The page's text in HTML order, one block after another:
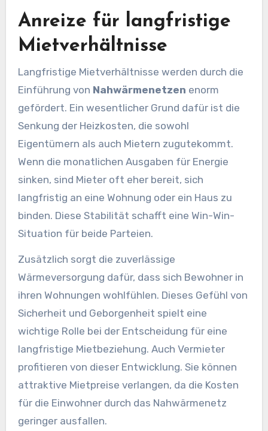
Anreize für langfristige
Mietverhältnisse
Langfristige Mietverhältnisse werden durch die
Einführung von Nahwärmenetzen enorm
gefördert. Ein wesentlicher Grund dafür ist die
Senkung der Heizkosten, die sowohl
Eigentümern als auch Mietern zugutekommt.
Wenn die monatlichen Ausgaben für Energie
sinken, sind Mieter oft eher bereit, sich
langfristig an eine Wohnung oder ein Haus zu
binden. Diese Stabilität schafft eine Win-Win-
Situation für beide Parteien.
Zusätzlich sorgt die zuverlässige
Wärmeversorgung dafür, dass sich Bewohner in
ihren Wohnungen wohlfühlen. Dieses Gefühl von
Sicherheit und Geborgenheit spielt eine
wichtige Rolle bei der Entscheidung für eine
langfristige Mietbeziehung. Auch Vermieter
profitieren von dieser Entwicklung. Sie können
attraktive Mietpreise verlangen, da die Kosten
für die Einwohner durch das Nahwärmenetz
geringer ausfallen.